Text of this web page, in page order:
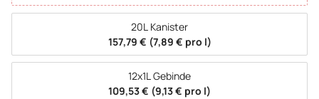
20L Kanister
157,79 € (7,89 € pro l)
12x1L Gebinde
109,53 € (9,13 € pro l)